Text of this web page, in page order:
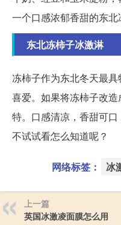
一个口感浓郁香甜的东北
东北冻柿子冰激淋
冻柿子作为东北冬天最
喜爱。如果将冻柿子改
特。口感清凉，香甜可口
不试试看怎么知道呢？
网络标签： 冰
上一篇
英国冰激凌面膜怎么用